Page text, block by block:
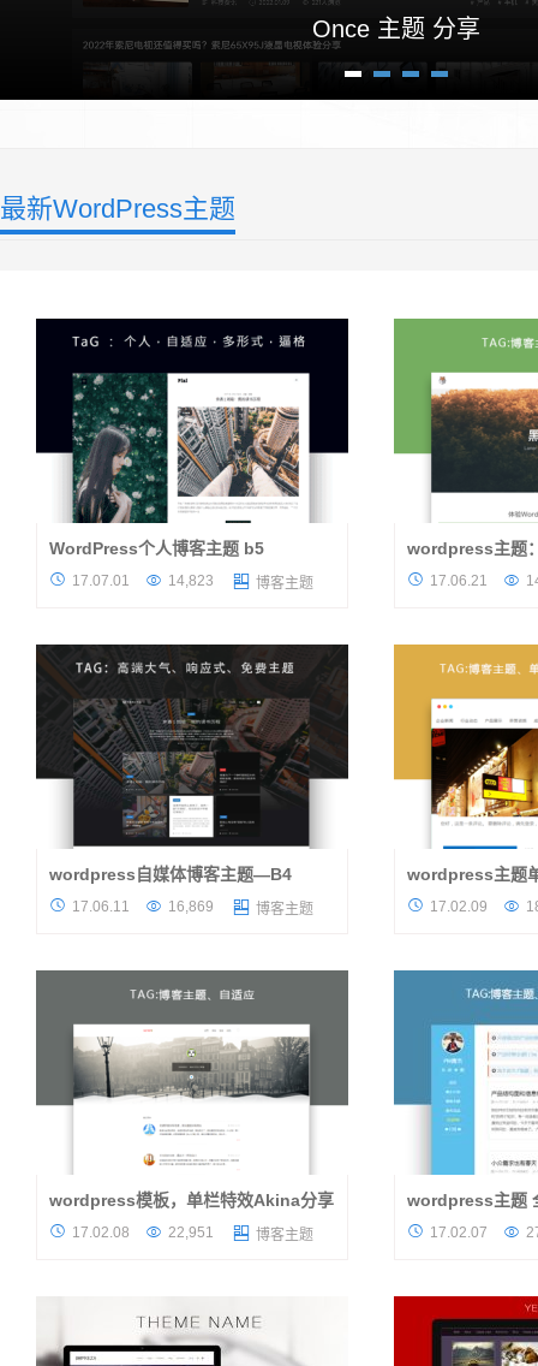
Once 主题 分享
最新WordPress主题
又有大大的不同。甚至可以说是...
WordPress个人博客主题 b5
 17.07.01  14,823  博客主题
感谢黑锅侠的
间。在这半个月的
wordpress主题
 17.06.21 
号外！号外！痞子大神的又一杰作新鲜出炉
前大挖出过一款相同的主题，并且...
wordpress自媒体博客主题—B4
 17.06.11  16,869  博客主题
一款小众的
站点击页面pajx无
wordpress主题
 17.02.09 
说在前边 这个主题断断续续写了有两个月
得得赶快把他给弄出来，我自己...
wordpress模板，单栏特效Akina分享
 17.02.08  22,951  博客主题
JieStyle Two 主题
Web设计，自适应
wordpress主题
 17.02.07 